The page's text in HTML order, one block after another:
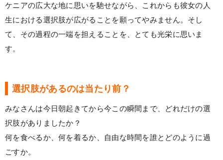
ケニアの広大な地に思いを馳せながら、これからも彼女の人
生における選択肢が広がることを願ってやみません。そし
て、その過程の一端を担えることを、とても光栄に思いま
す。
選択肢があるのは当たり前？
みなさんは今日朝起きてから今この瞬間まで、どれだけの選
択肢がありましたか？
何を食べるか、何を着るか、自由な時間を誰とどのように過
ごすか。